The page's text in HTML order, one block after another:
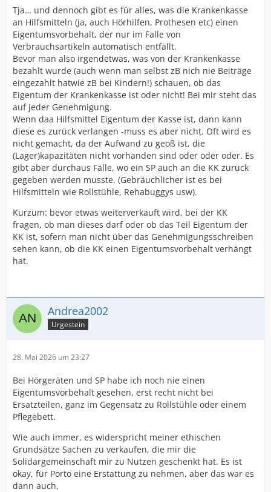
Tja… und dennoch gibt es für alles, was die Krankenkasse
an Hilfsmitteln (ja, auch Hörhilfen, Prothesen etc) einen
Eigentumsvorbehalt, der nur im Falle von
Verbrauchsartikeln automatisch entfällt.
Bevor man also irgendetwas, was von der Krankenkasse
bezahlt wurde (auch wenn man selbst zB nich nie Beiträge
eingezahlt hatwie zB bei Kindern!) schauen, ob das
Eigentum der Krankenkasse ist oder nicht! Bei mir steht das
auf jeder Genehmigung.
Wenn daa Hilfsmittel Eigentum der Kasse ist, dann kann
diese es zurück verlangen -muss es aber nicht. Oft wird es
nicht gemacht, da der Aufwand zu geoß ist, die
(Lager)kapazitäten nicht vorhanden sind oder oder oder. Es
gibt aber durchaus Fälle, wo ein SP auch an die KK zurück
gegeben werden musste. (Gebräuchlicher ist es bei
Hilfsmitteln wie Rollstühle, Rehabuggys usw).
Kurzum: bevor etwas weiterverkauft wird, bei der KK
fragen, ob man dieses darf oder ob das Teil Eigentum der
KK ist, sofern man nicht über das Genehmigungsschreiben
sehen kann, ob die KK einen Eigentumsvorbehalt verhängt
hat.
Andrea2002
Urgestein
28. Mai 2026 um 23:27
Bei Hörgeräten und SP habe ich noch nie einen
Eigentumsvorbehalt gesehen, erst recht nicht bei
Ersatzteilen, ganz im Gegensatz zu Rollstühle oder einem
Pflegebett.
Wie auch immer, es widerspricht meiner ethischen
Grundsätze Sachen zu verkaufen, die mir die
Solidargemeinschaft mir zu Nutzen geschenkt hat. Es ist
okay, für Porto eine Erstattung zu nehmen, aber das war es
dann auch,